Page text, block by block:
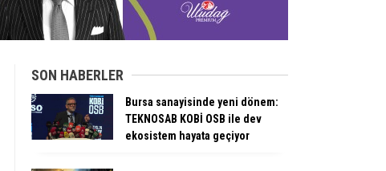
SON HABERLER
Bursa sanayisinde yeni dönem:
TEKNOSAB KOBİ OSB ile dev
ekosistem hayata geçiyor